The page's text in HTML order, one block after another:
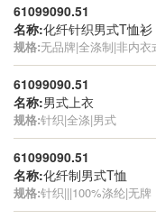
61099090.51
名称:化纤针织男式T恤衫
规格:无品牌|全涤制|非内衣
61099090.51
名称:男式上衣
规格:针织|全涤|男式
61099090.51
名称:化纤制男式T恤
规格:针织|||100%涤纶|无牌